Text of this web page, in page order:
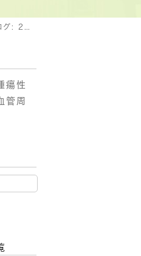
性
管周